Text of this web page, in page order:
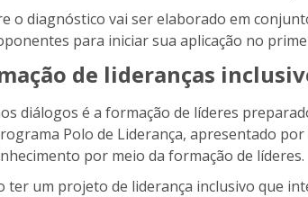
o diagnóstico vai ser elaborado em
para iniciar sua aplicação no
de lideranças
diálogos é a formação de líderes
Polo de Liderança, apresentado
por meio da formação de líderes.
ter um projeto de liderança inclusivo que